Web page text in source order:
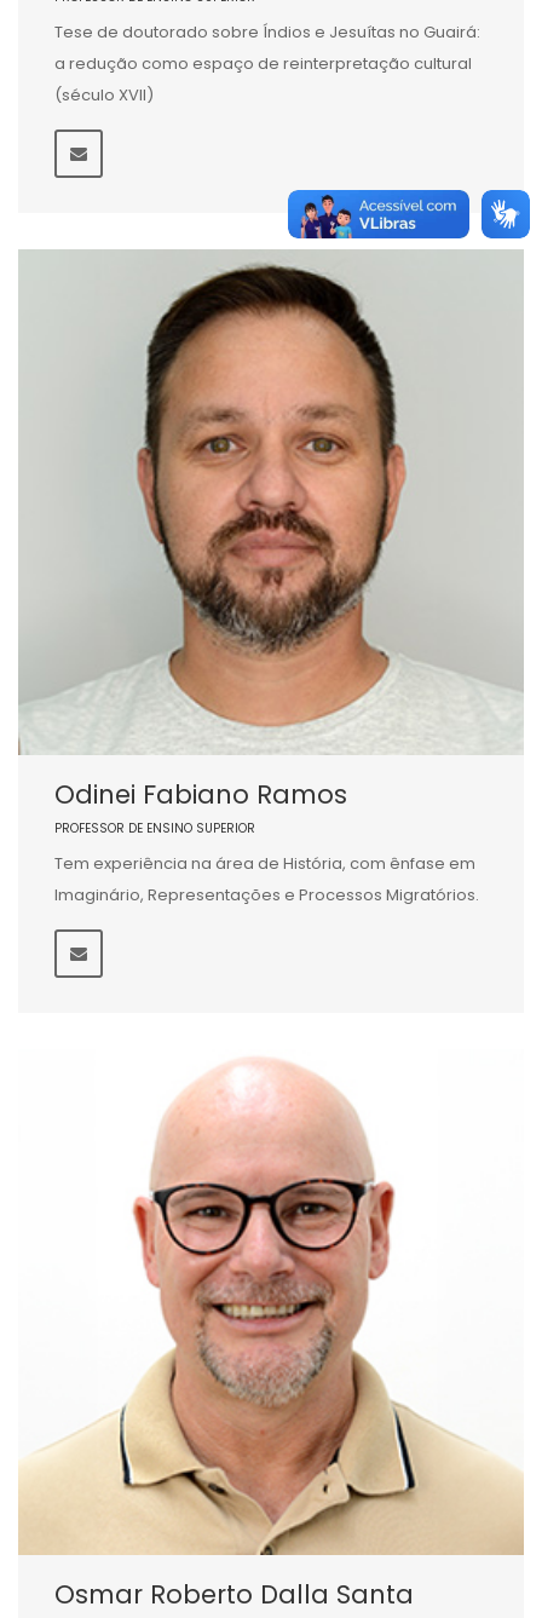
Tese de doutorado sobre Índios e Jesuítas no Guairá:
a redução como espaço de reinterpretação cultural
(século XVII)
Odinei Fabiano Ramos
PROFESSOR DE ENSINO SUPERIOR
Tem experiência na área de História, com ênfase em
Imaginário, Representações e Processos Migratórios.
Osmar Roberto Dalla Santa